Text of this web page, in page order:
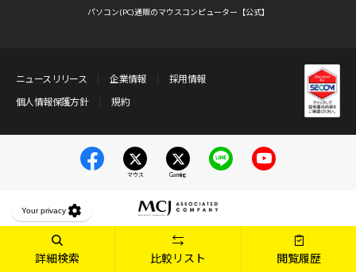
詳細検索 比較リスト 閲覧履歴
パソコン(PC)通販のマウスコンピューター【公式】
ニュースリリース 企業情報
採用情報
個人情報保護方針
規約
マウス Gaming